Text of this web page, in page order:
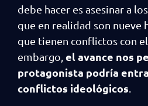
debe hacer es asesinar a
que en realidad son nueve
que tienen conflictos con
embargo, el avance nos
protagonista podría
conflictos ideológicos